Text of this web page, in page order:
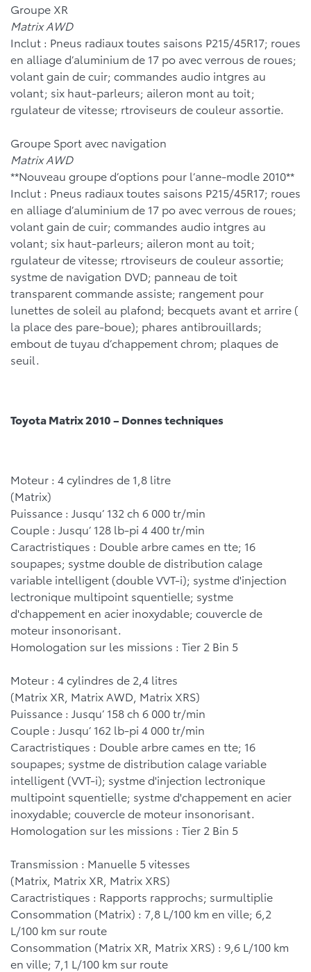
Groupe XR
Matrix AWD
Inclut : Pneus radiaux toutes saisons P215/45R17; roues
en alliage d’aluminium de 17 po avec verrous de roues;
volant gain de cuir; commandes audio intgres au
volant; six haut-parleurs; aileron mont au toit;
rgulateur de vitesse; rtroviseurs de couleur assortie.
Groupe Sport avec navigation
Matrix AWD
**Nouveau groupe d’options pour l’anne-modle 2010**
Inclut : Pneus radiaux toutes saisons P215/45R17; roues
en alliage d’aluminium de 17 po avec verrous de roues;
volant gain de cuir; commandes audio intgres au
volant; six haut-parleurs; aileron mont au toit;
rgulateur de vitesse; rtroviseurs de couleur assortie;
systme de navigation DVD; panneau de toit
transparent commande assiste; rangement pour
lunettes de soleil au plafond; becquets avant et arrire (
la place des pare-boue); phares antibrouillards;
embout de tuyau d’chappement chrom; plaques de
seuil.
Toyota Matrix 2010 – Donnes techniques
Moteur : 4 cylindres de 1,8 litre
(Matrix)
Puissance : Jusqu’ 132 ch 6 000 tr/min
Couple : Jusqu’ 128 lb-pi 4 400 tr/min
Caractristiques : Double arbre cames en tte; 16
soupapes; systme double de distribution calage
variable intelligent (double VVT-i); systme d'injection
lectronique multipoint squentielle; systme
d'chappement en acier inoxydable; couvercle de
moteur insonorisant.
Homologation sur les missions : Tier 2 Bin 5
Moteur : 4 cylindres de 2,4 litres
(Matrix XR, Matrix AWD, Matrix XRS)
Puissance : Jusqu’ 158 ch 6 000 tr/min
Couple : Jusqu’ 162 lb-pi 4 000 tr/min
Caractristiques : Double arbre cames en tte; 16
soupapes; systme de distribution calage variable
intelligent (VVT-i); systme d'injection lectronique
multipoint squentielle; systme d'chappement en acier
inoxydable; couvercle de moteur insonorisant.
Homologation sur les missions : Tier 2 Bin 5
Transmission : Manuelle 5 vitesses
(Matrix, Matrix XR, Matrix XRS)
Caractristiques : Rapports rapprochs; surmultiplie
Consommation (Matrix) : 7,8 L/100 km en ville; 6,2
L/100 km sur route
Consommation (Matrix XR, Matrix XRS) : 9,6 L/100 km
en ville; 7,1 L/100 km sur route